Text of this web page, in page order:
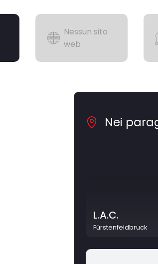
Nessun sito
web
Nei
L.A.C.
Fürstenfeldbruck